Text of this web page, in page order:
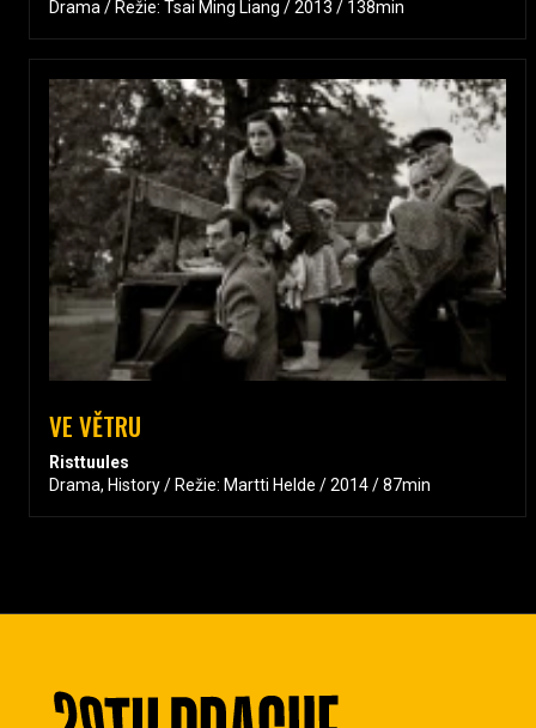
Drama / Režie: Tsai Ming Liang / 2013 / 138min
VE VĚTRU
Risttuules
Drama, History / Režie: Martti Helde / 2014 / 87min